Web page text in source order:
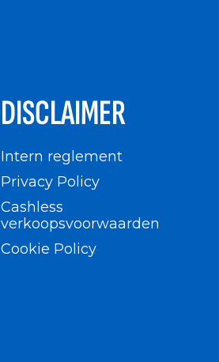
DISCLAIMER
Intern reglement
Privacy Policy
Cashless
verkoopsvoorwaarden
Cookie Policy